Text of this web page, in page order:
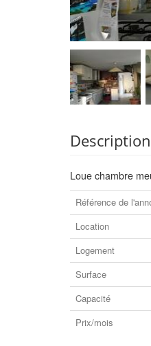
Description
Loue chambre
Référence de
Location
Logement
Surface
Capacité
Prix/mois